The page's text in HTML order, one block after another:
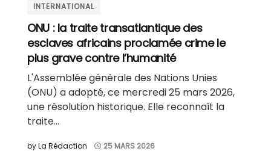
INTERNATIONAL
ONU : la traite transatlantique des
esclaves africains proclamée crime le
plus grave contre l’humanité
L'Assemblée générale des Nations Unies
(ONU) a adopté, ce mercredi 25 mars 2026,
une résolution historique. Elle reconnaît la
traite...
byLa Rédaction 25 MARS 2026